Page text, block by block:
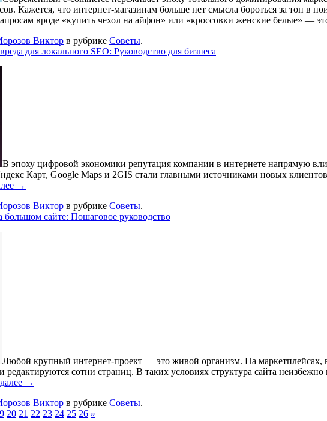
Кажется, что интернет-магазинам больше нет смысла бороться за топ в
вроде «купить чехол на айфон» или «кроссовки женские белые» —
Виктор в рубрике Советы.
для локального SEO: Руководство для бизнеса
В эпоху цифровой экономики репутация компании в интернете напрямую
Карт, Google Maps и 2GIS стали главными источниками новых
→
Виктор в рубрике Советы.
большом сайте: Пошаговое руководство
Любой крупный интернет-проект — это живой организм. На
редактируются сотни страниц. В таких условиях структура сайта
→
Виктор в рубрике Советы.
20 21 22 23 24 25 26 »